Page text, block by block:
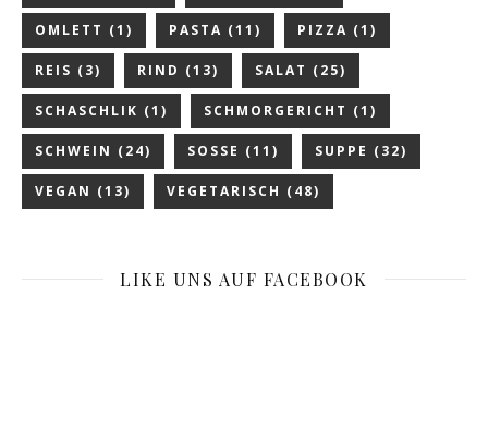
OMLETT (1) PASTA (11) PIZZA (1)
REIS (3) RIND (13) SALAT (25)
SCHASCHLIK (1) SCHMORGERICHT (1)
SCHWEIN (24) SOSSE (11) SUPPE (32)
VEGAN (13) VEGETARISCH (48)
LIKE UNS AUF FACEBOOK